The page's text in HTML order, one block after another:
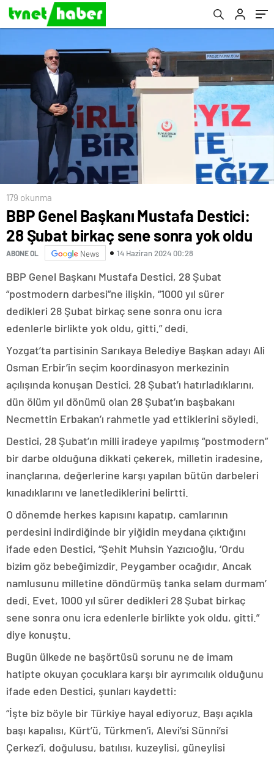
179 okunma
BBP Genel Başkanı Mustafa Destici:
28 Şubat birkaç sene sonra yok oldu
ABONE OL News 14 Haziran 2024 00:28
BBP Genel Başkanı Mustafa Destici, 28 Şubat
“postmodern darbesi”ne ilişkin, “1000 yıl sürer
dedikleri 28 Şubat birkaç sene sonra onu icra
edenlerle birlikte yok oldu, gitti.” dedi.
Yozgat’ta partisinin Sarıkaya Belediye Başkan adayı Ali
Osman Erbir’in seçim koordinasyon merkezinin
açılışında konuşan Destici, 28 Şubat’ı hatırladıklarını,
dün ölüm yıl dönümü olan 28 Şubat’ın başbakanı
Necmettin Erbakan’ı rahmetle yad ettiklerini söyledi.
Destici, 28 Şubat’ın milli iradeye yapılmış “postmodern”
bir darbe olduğuna dikkati çekerek, milletin iradesine,
inançlarına, değerlerine karşı yapılan bütün darbeleri
kınadıklarını ve lanetlediklerini belirtti.
O dönemde herkes kapısını kapatıp, camlarının
perdesini indirdiğinde bir yiğidin meydana çıktığını
ifade eden Destici, “Şehit Muhsin Yazıcıoğlu, ‘Ordu
bizim göz bebeğimizdir. Peygamber ocağıdır. Ancak
namlusunu milletine döndürmüş tanka selam durmam’
dedi. Evet, 1000 yıl sürer dedikleri 28 Şubat birkaç
sene sonra onu icra edenlerle birlikte yok oldu, gitti.”
diye konuştu.
Bugün ülkede ne başörtüsü sorunu ne de imam
hatipte okuyan çocuklara karşı bir ayrımcılık olduğunu
ifade eden Destici, şunları kaydetti:
“İşte biz böyle bir Türkiye hayal ediyoruz. Başı açıkla
başı kapalısı, Kürt’ü, Türkmen’i, Alevi’si Sünni’si
Çerkez’i, doğulusu, batılısı, kuzeylisi, güneylisi